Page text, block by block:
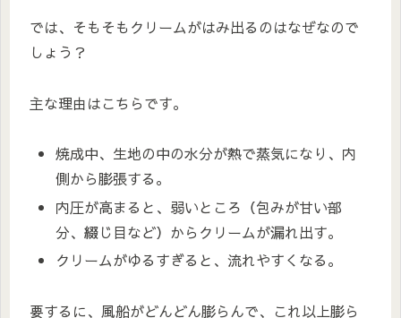
では、そもそもクリームがはみ出るのはなぜなので
しょう？
主な理由はこちらです。
焼成中、生地の中の水分が熱で蒸気になり、内
側から膨張する。
内圧が高まると、弱いところ（包みが甘い部
分、綴じ目など）からクリームが漏れ出す。
クリームがゆるすぎると、流れやすくなる。
要するに、風船がどんどん膨らんで、これ以上膨ら